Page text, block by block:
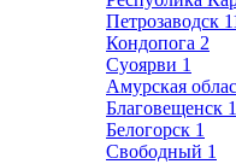
Петрозаводск
Кондопога 2
Суоярви 1
Амурская
Благовещенск
Белогорск 1
Свободный 1